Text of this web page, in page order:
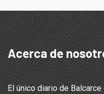
Acerca de
El único diario de